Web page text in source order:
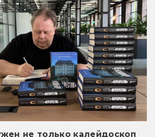
не только калейдоскоп